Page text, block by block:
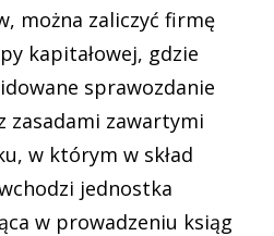
można zaliczyć firmę
kapitałowej, gdzie
sprawozdanie
zasadami zawartymi
w którym w skład
jednostka
w prowadzeniu ksiąg